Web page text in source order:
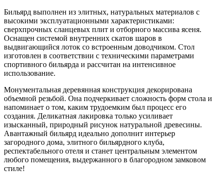
Бильярд выполнен из элитных, натуральных материалов с
высокими эксплуатационными характеристиками:
сверхпрочных сланцевых плит и отборного массива ясеня.
Оснащен системой внутренних скатов шаров в
выдвигающийся лоток со встроенным доводчиком. Стол
изготовлен в соответствии с техническими параметрами
спортивного бильярда и рассчитан на интенсивное
использование.
Монументальная деревянная конструкция декорирована
объемной резьбой. Она подчеркивает сложность форм стола и
напоминает о том, каким трудоемким был процесс его
создания. Деликатная лакировка только усиливает
изысканный, природный рисунок натуральной древесины.
Авантажный бильярд идеально дополнит интерьер
загородного дома, элитного бильярдного клуба,
респектабельного отеля и станет центральным элементом
любого помещения, выдержанного в благородном замковом
стиле!